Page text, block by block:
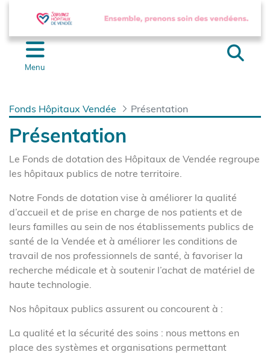
Saut au contenu principal
Menu
Fonds Hôpitaux Vendée Présentation
Présentation - Fonds
Présentation
Le Fonds de dotation des Hôpitaux de Vendée regroupe
les hôpitaux publics de notre territoire.
Notre Fonds de dotation vise à améliorer la qualité
d’accueil et de prise en charge de nos patients et de
leurs familles au sein de nos établissements publics de
santé de la Vendée et à améliorer les conditions de
travail de nos professionnels de santé, à favoriser la
recherche médicale et à soutenir l’achat de matériel de
haute technologie.
Nos hôpitaux publics assurent ou concourent à :
La qualité et la sécurité des soins : nous mettons en
place des systèmes et organisations permettant